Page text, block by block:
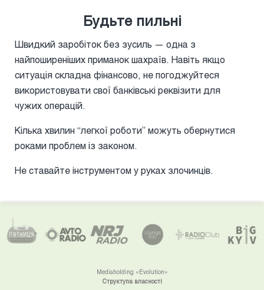
Будьте пильні
Швидкий заробіток без зусиль — одна з
найпоширеніших приманок шахраїв. Навіть якщо
ситуація складна фінансово, не погоджуйтеся
використовувати свої банківські реквізити для
чужих операцій.
Кілька хвилин “легкої роботи” можуть обернутися
роками проблем із законом.
Не ставайте інструментом у руках злочинців.
Mediaholding «Evolution»
Структупа власності